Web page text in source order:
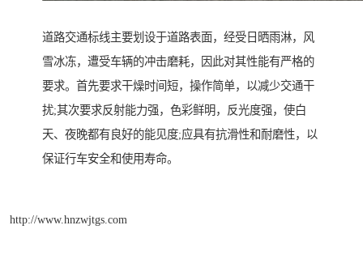
道路交通标线主要划设于道路表面，经受日晒雨淋，风
雪冰冻，遭受车辆的冲击磨耗，因此对其性能有严格的
要求。首先要求干燥时间短，操作简单，以减少交通干
扰;其次要求反射能力强，色彩鲜明，反光度强，使白
天、夜晚都有良好的能见度;应具有抗滑性和耐磨性，以
保证行车安全和使用寿命。
http://www.hnzwjtgs.com